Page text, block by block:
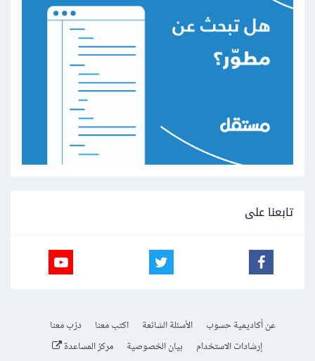
تابعنا على
عن أكاديمية حسوب الأسئلة الشائعة اكتب معنا
درّب معنا
إرشادات الاستخدام
بيان الخصوصية مركز المساعدة